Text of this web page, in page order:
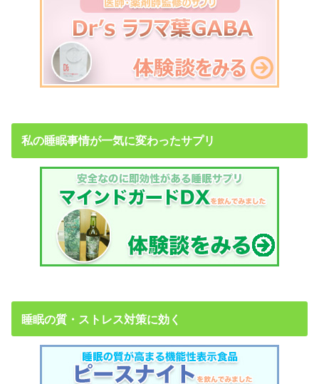
私の睡眠事情が一気に変わったサプリ
睡眠の質・ストレス対策に効く